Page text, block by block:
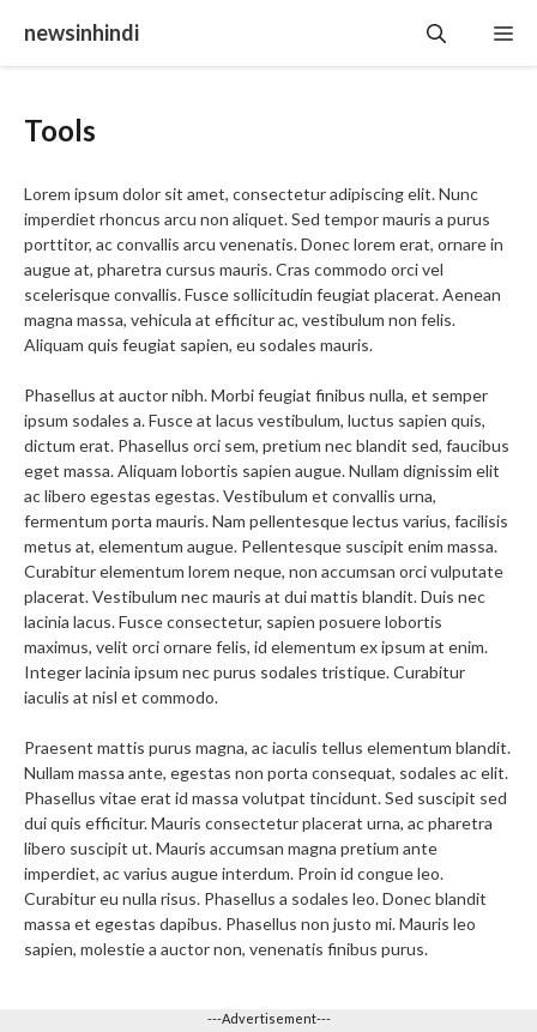
content
newsinhindi
Tools
Lorem ipsum dolor sit amet, consectetur adipiscing elit. Nunc
imperdiet rhoncus arcu non aliquet. Sed tempor mauris a purus
porttitor, ac convallis arcu venenatis. Donec lorem erat, ornare in
augue at, pharetra cursus mauris. Cras commodo orci vel
scelerisque convallis. Fusce sollicitudin feugiat placerat. Aenean
magna massa, vehicula at efficitur ac, vestibulum non felis.
Aliquam quis feugiat sapien, eu sodales mauris.
Phasellus at auctor nibh. Morbi feugiat finibus nulla, et semper
ipsum sodales a. Fusce at lacus vestibulum, luctus sapien quis,
dictum erat. Phasellus orci sem, pretium nec blandit sed, faucibus
eget massa. Aliquam lobortis sapien augue. Nullam dignissim elit
ac libero egestas egestas. Vestibulum et convallis urna,
fermentum porta mauris. Nam pellentesque lectus varius, facilisis
metus at, elementum augue. Pellentesque suscipit enim massa.
Curabitur elementum lorem neque, non accumsan orci vulputate
placerat. Vestibulum nec mauris at dui mattis blandit. Duis nec
lacinia lacus. Fusce consectetur, sapien posuere lobortis
maximus, velit orci ornare felis, id elementum ex ipsum at enim.
Integer lacinia ipsum nec purus sodales tristique. Curabitur
iaculis at nisl et commodo.
Praesent mattis purus magna, ac iaculis tellus elementum blandit.
Nullam massa ante, egestas non porta consequat, sodales ac elit.
Phasellus vitae erat id massa volutpat tincidunt. Sed suscipit sed
dui quis efficitur. Mauris consectetur placerat urna, ac pharetra
libero suscipit ut. Mauris accumsan magna pretium ante
imperdiet, ac varius augue interdum. Proin id congue leo.
Curabitur eu nulla risus. Phasellus a sodales leo. Donec blandit
massa et egestas dapibus. Phasellus non justo mi. Mauris leo
sapien, molestie a auctor non, venenatis finibus purus.
---Advertisement---